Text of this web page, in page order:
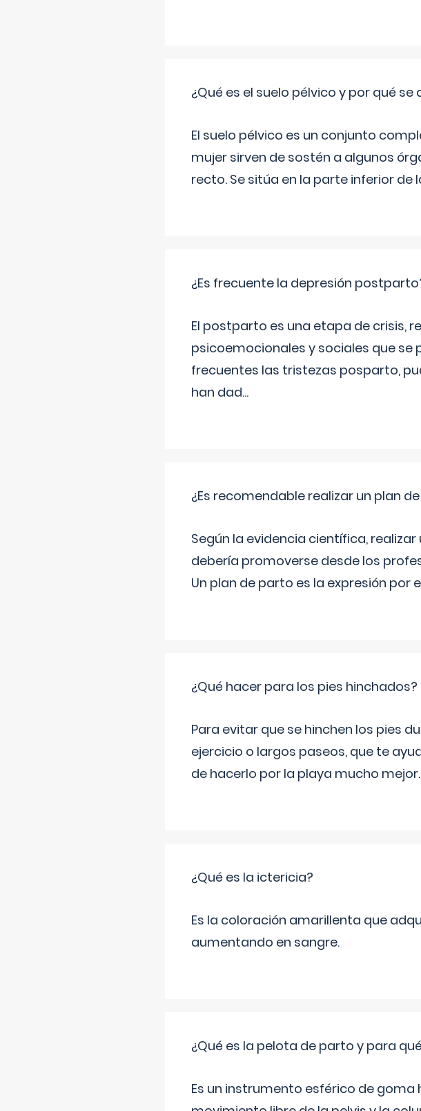
¿Qué es el suelo pélvico y por qué se
El suelo pélvico es un conjunto
mujer sirven de sostén a algunos
recto. Se sitúa en la parte inferior de
¿Es frecuente la depresión
El postparto es una etapa de crisis,
psicoemocionales y sociales que se
frecuentes las tristezas posparto,
han dad...
¿Es recomendable realizar un plan
Según la evidencia científica,
debería promoverse desde los
Un plan de parto es la expresión por
¿Qué hacer para los pies hinchados?
Para evitar que se hinchen los pies
ejercicio o largos paseos, que te
de hacerlo por la playa mucho
¿Qué es la ictericia?
Es la coloración amarillenta que
aumentando en sangre.
¿Qué es la pelota de parto y para
Es un instrumento esférico de